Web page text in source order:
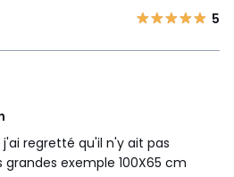
5
regretté qu'il n'y ait pas
exemple 100X65 cm